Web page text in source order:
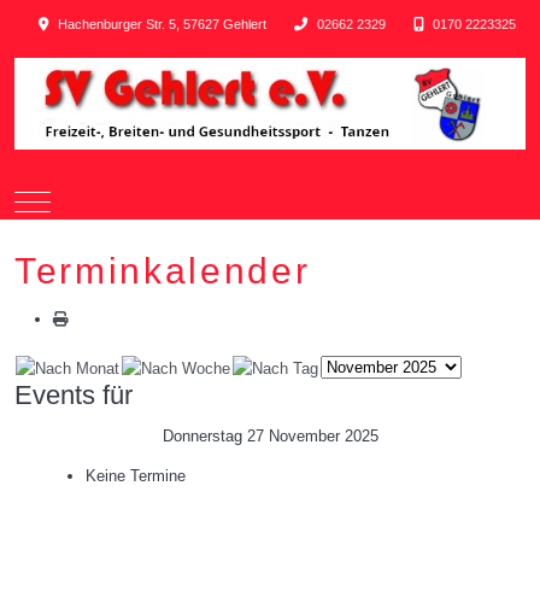
Hachenburger Str. 5, 57627 Gehlert 02662 2329 0170 2223325
Mobile Menu Toggle
Terminkalender
Events für
Donnerstag 27 November 2025
Keine Termine